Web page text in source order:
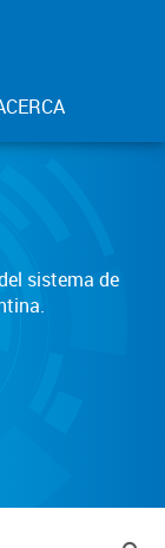
sistema de